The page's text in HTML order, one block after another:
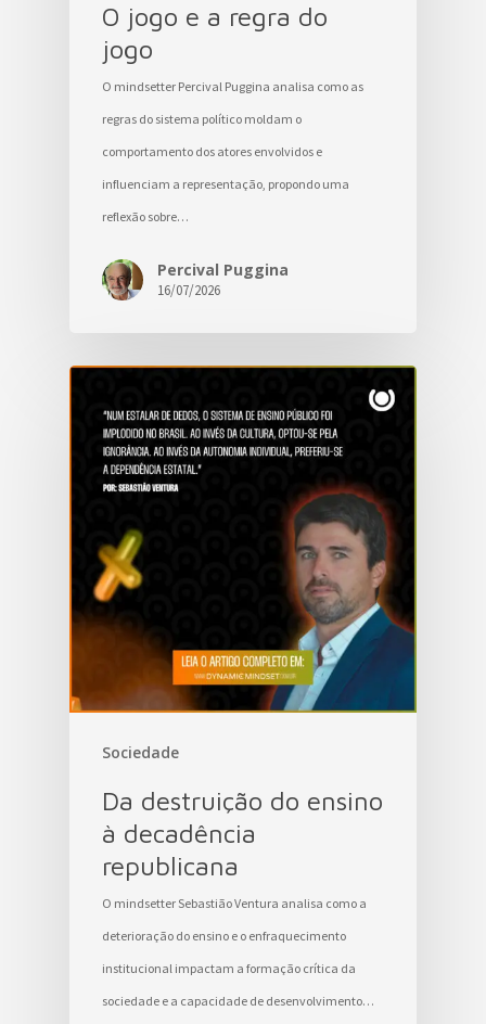
O jogo e a regra do
jogo
O mindsetter Percival Puggina analisa como as
regras do sistema político moldam o
comportamento dos atores envolvidos e
influenciam a representação, propondo uma
reflexão sobre…
Percival Puggina
16/07/2026
Sociedade
Da destruição do ensino
à decadência
republicana
O mindsetter Sebastião Ventura analisa como a
deterioração do ensino e o enfraquecimento
institucional impactam a formação crítica da
sociedade e a capacidade de desenvolvimento…